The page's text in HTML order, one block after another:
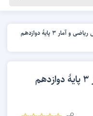
فیلم آموزش ریاضی و آمار 3 پایۀ دوازدهم
فیلم آموزش ریاضی و آمار 3 پایۀ دوازدهم